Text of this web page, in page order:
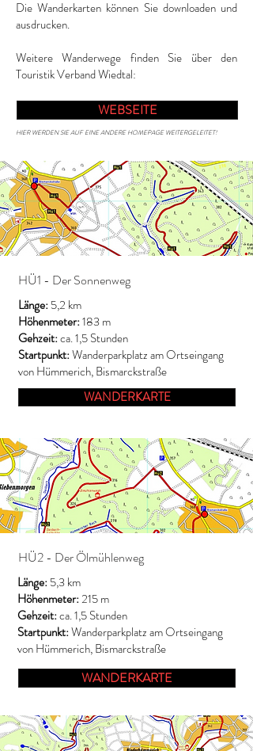
Die Wanderkarten können Sie downloaden und
ausdrucken.
Weitere Wanderwege finden Sie über den
Touristik Verband Wiedtal:
WEBSEITE
HIER WERDEN SIE AUF EINE ANDERE HOMEPAGE WEITERGELEITET!
HÜ1 - Der Sonnenweg
Länge:5,2 km
Höhenmeter:183 m
Gehzeit:ca. 1,5 Stunden
Startpunkt:Wanderparkplatz am Ortseingang
von Hümmerich, Bismarckstraße
WANDERKARTE
HÜ2 - Der Ölmühlenweg
Länge:5,3 km
Höhenmeter:215 m
Gehzeit:ca. 1,5 Stunden
Startpunkt:Wanderparkplatz am Ortseingang
von Hümmerich, Bismarckstraße
WANDERKARTE